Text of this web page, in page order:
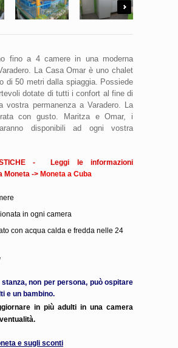
Next
fino a 4 camere in una moderna
La Casa Omar è uno chalet
di 50 metri dalla spiaggia. Possiede
dotate di tutti i confort al fine di
vostra permanenza a Varadero. La
con gusto. Maritza e Omar, i
disponibili ad ogni vostra
- Leggi le informazioni
Moneta -> Moneta a Cuba
in ogni camera
con acqua calda e fredda nelle 24
non per persona, può ospitare
e un bambino.
in più adulti in una camera
e sugli sconti